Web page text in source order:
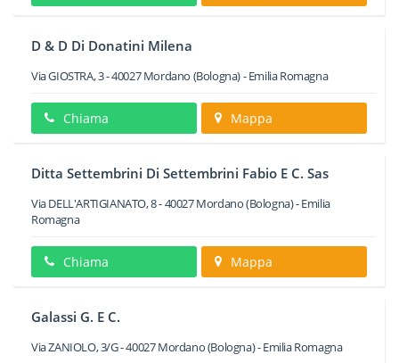
D & D Di Donatini Milena
Via GIOSTRA, 3-40027 Mordano (Bologna) -Emilia Romagna
Chiama Mappa
Ditta Settembrini Di Settembrini Fabio E C. Sas
Via DELL'ARTIGIANATO, 8-40027Mordano(Bologna) -Emilia
Romagna
Chiama Mappa
Galassi G. E C.
Via ZANIOLO, 3/G-40027Mordano(Bologna) -Emilia Romagna